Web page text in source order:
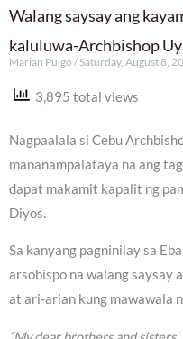
Walang saysay ang
kaluluwa-Archbishop Uy
Marian Pulgo Saturday, August 8,
3,895 total views
Nagpaalala si Cebu
mananampalataya na ang
dapat makamit kapalit ng
Diyos.
Sa kanyang pagninilay sa
arsobispo na walang saysay
at ari-arian kung mawawala